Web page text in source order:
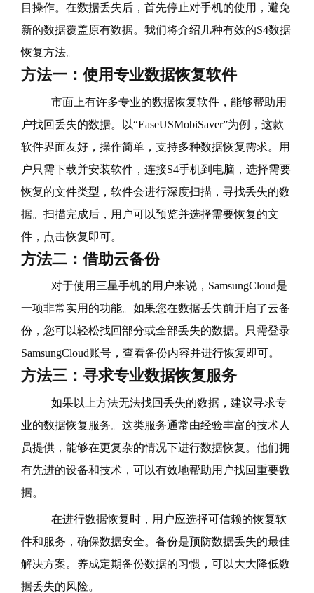
目操作。在数据丢失后，首先停止对手机的使用，避免
新的数据覆盖原有数据。我们将介绍几种有效的S4数据
恢复方法。
方法一：使用专业数据恢复软件
市面上有许多专业的数据恢复软件，能够帮助用
户找回丢失的数据。以“EaseUSMobiSaver”为例，这款
软件界面友好，操作简单，支持多种数据恢复需求。用
户只需下载并安装软件，连接S4手机到电脑，选择需要
恢复的文件类型，软件会进行深度扫描，寻找丢失的数
据。扫描完成后，用户可以预览并选择需要恢复的文
件，点击恢复即可。
方法二：借助云备份
对于使用三星手机的用户来说，SamsungCloud是
一项非常实用的功能。如果您在数据丢失前开启了云备
份，您可以轻松找回部分或全部丢失的数据。只需登录
SamsungCloud账号，查看备份内容并进行恢复即可。
方法三：寻求专业数据恢复服务
如果以上方法无法找回丢失的数据，建议寻求专
业的数据恢复服务。这类服务通常由经验丰富的技术人
员提供，能够在更复杂的情况下进行数据恢复。他们拥
有先进的设备和技术，可以有效地帮助用户找回重要数
据。
在进行数据恢复时，用户应选择可信赖的恢复软
件和服务，确保数据安全。备份是预防数据丢失的最佳
解决方案。养成定期备份数据的习惯，可以大大降低数
据丢失的风险。